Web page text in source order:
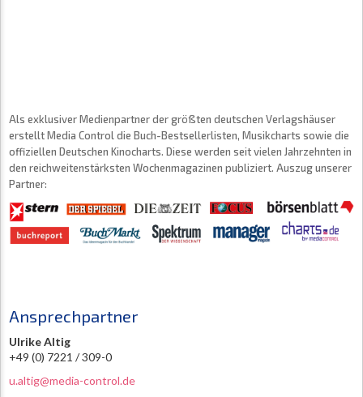
Als exklusiver Medienpartner der größten deutschen Verlagshäuser
erstellt Media Control die Buch-Bestsellerlisten, Musikcharts sowie die
offiziellen Deutschen Kinocharts. Diese werden seit vielen Jahrzehnten in
den reichweitenstärksten Wochenmagazinen publiziert. Auszug unserer
Partner:
Ansprechpartner
Ulrike Altig
+49 (0) 7221 / 309-0
u.altig@media-control.de